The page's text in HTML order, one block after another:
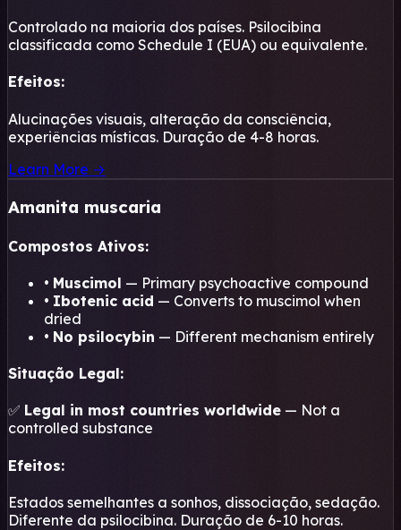
Controlado na maioria dos países. Psilocibina
classificada como Schedule I (EUA) ou equivalente.
Efeitos:
Alucinações visuais, alteração da consciência,
experiências místicas. Duração de 4-8 horas.
Learn More →
Amanita muscaria
Compostos Ativos:
• Muscimol — Primary psychoactive compound
• Ibotenic acid — Converts to muscimol when
dried
• No psilocybin — Different mechanism entirely
Situação Legal:
✅ Legal in most countries worldwide — Not a
controlled substance
Efeitos:
Estados semelhantes a sonhos, dissociação, sedação.
Diferente da psilocibina. Duração de 6-10 horas.